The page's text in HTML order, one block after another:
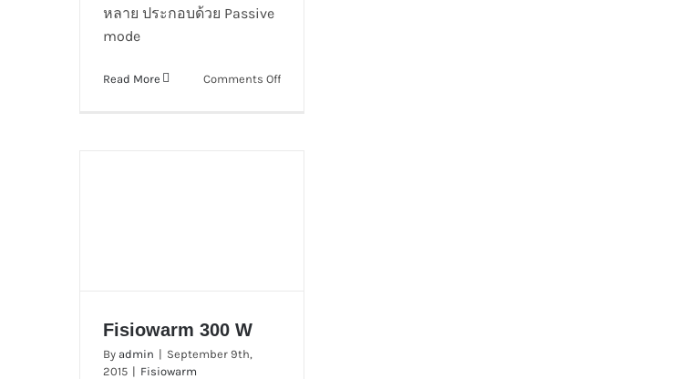
หลาย ประกอบด้วย Passive
mode
Read More Comments Offon
Fisiowarm 300 W
By admin | September 9th,
2015 | Fisiowarm